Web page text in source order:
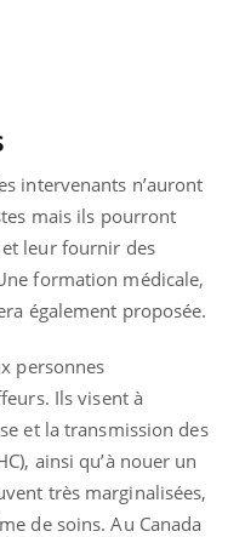
intervenants n’auront
mais ils pourront
leur fournir des
formation médicale,
également proposée.
personnes
Ils visent à
et la transmission des
ainsi qu’à nouer un
très marginalisées,
de soins. Au Canada